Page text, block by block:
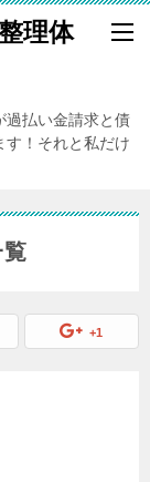
理体
過払い金請求と債
す！それと私だけ
覧
+1